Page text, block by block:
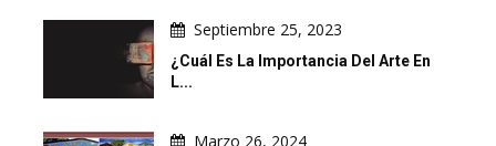
Septiembre 25, 2023
¿Cuál Es La Importancia Del Arte En
L...
Marzo 26, 2024